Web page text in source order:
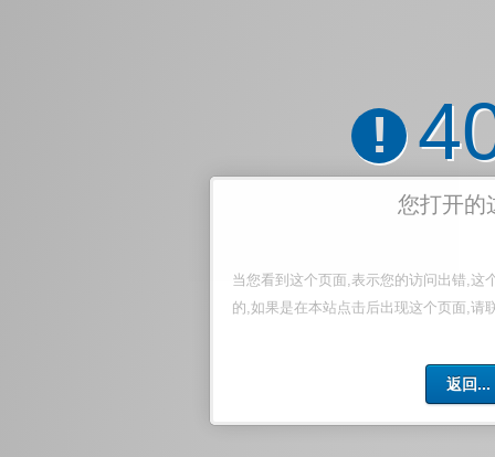
!
您打开的
当您看到这个页面,表示您的访问出错,这
的,如果是在本站点击后出现这个页面,请
返回...